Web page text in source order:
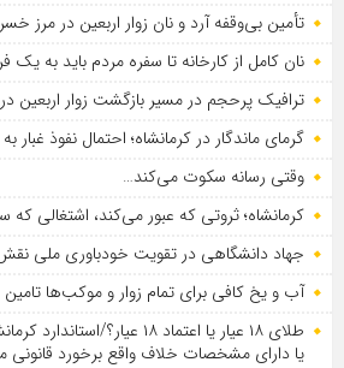
تأمین بی‌وقفه آرد و نان زوار اربعین در مرز
نان کامل از کارخانه تا سفره مردم باید به
ترافیک پرحجم در مسیر بازگشت زوار اربعین در
گرمای ماندگار در کرمانشاه؛ احتمال نفوذ غبار
وقتی رسانه سکوت می‌کند…
کرمانشاه؛ ثروتی که عبور می‌کند، اشتغالی
جهاد دانشگاهی در تقویت خودباوری ملی
آب و یخ کافی برای تمام زوار و موکب‌ها
طلای ۱۸ عیار یا اعتماد ۱۸
یا دارای مشخصات خلاف واقع برخورد قانونی